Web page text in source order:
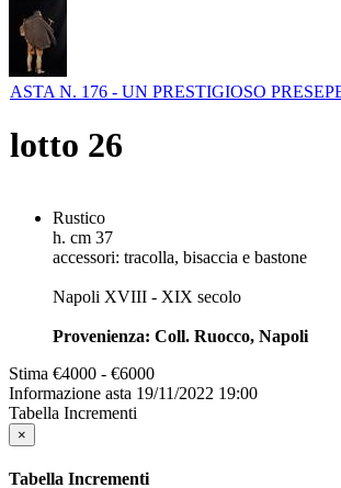
ASTA N. 176 - UN PRESTIGIOSO
lotto 26
Rustico
h. cm 37
accessori: tracolla, bisaccia e bastone
Napoli XVIII - XIX secolo
Provenienza: Coll. Ruocco, Napoli
Stima €4000 - €6000
Informazione asta 19/11/2022 19:00
Tabella Incrementi
×
Tabella Incrementi